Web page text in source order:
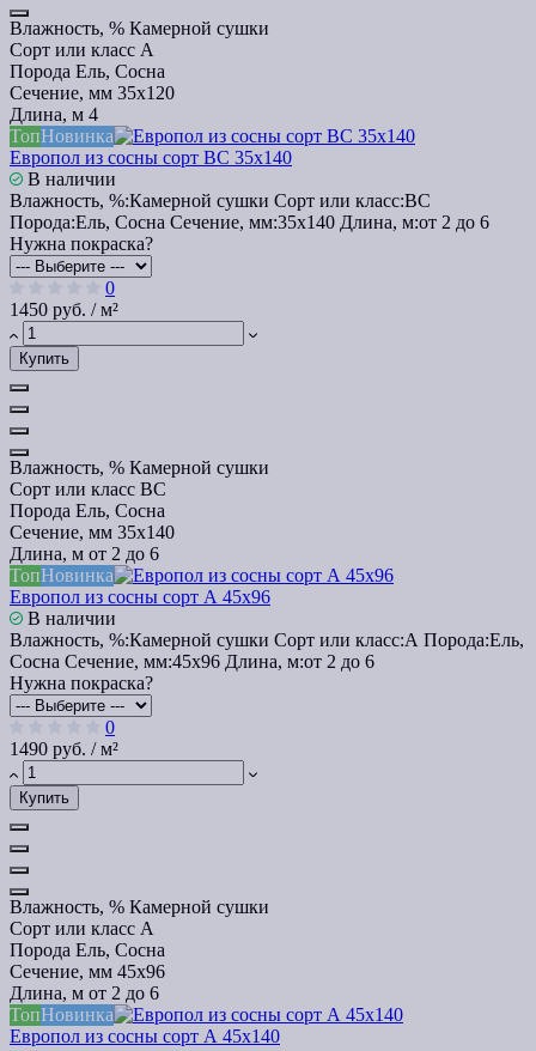
Влажность, % Камерной сушки
Сорт или класс А
Порода Ель, Сосна
Сечение, мм 35x120
Длина, м 4
ТопНовинка
Европол из сосны сорт ВС 35х140
В наличии
Влажность, %:Камерной сушки Сорт или класс:ВС
Порода:Ель, Сосна Сечение, мм:35x140 Длина, м:от 2 до 6
Нужна покраска?
0
1450 руб. / м²
Купить
Влажность, % Камерной сушки
Сорт или класс ВС
Порода Ель, Сосна
Сечение, мм 35x140
Длина, м от 2 до 6
ТопНовинка
Европол из сосны сорт А 45х96
В наличии
Влажность, %:Камерной сушки Сорт или класс:А Порода:Ель,
Сосна Сечение, мм:45x96 Длина, м:от 2 до 6
Нужна покраска?
0
1490 руб. / м²
Купить
Влажность, % Камерной сушки
Сорт или класс А
Порода Ель, Сосна
Сечение, мм 45x96
Длина, м от 2 до 6
ТопНовинка
Европол из сосны сорт А 45х140